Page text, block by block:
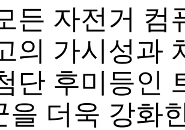
든 자전거 컴
의 가시성과
단 후미등인
을 더욱 강화